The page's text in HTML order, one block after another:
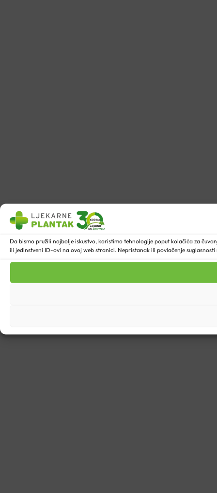
Da bismo pružili najbolje iskustvo, koristimo tehnologije poput kolačića za
ili jedinstveni ID-ovi na ovoj web stranici. Nepristanak ili povlačenje